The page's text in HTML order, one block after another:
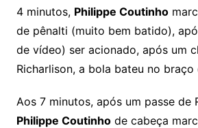
4 minutos, Philippe Coutinho
de pênalti (muito bem batido),
de vídeo) ser acionado, após um
Richarlison, a bola bateu no
Aos 7 minutos, após um passe de
Philippe Coutinhode cabeça